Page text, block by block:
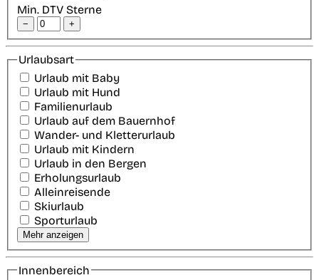
Min. DTV Sterne
− +
Urlaubsart
Urlaub mit Baby
Urlaub mit Hund
Familienurlaub
Urlaub auf dem Bauernhof
Wander- und Kletterurlaub
Urlaub mit Kindern
Urlaub in den Bergen
Erholungsurlaub
Alleinreisende
Skiurlaub
Sporturlaub
Mehr anzeigen
Innenbereich